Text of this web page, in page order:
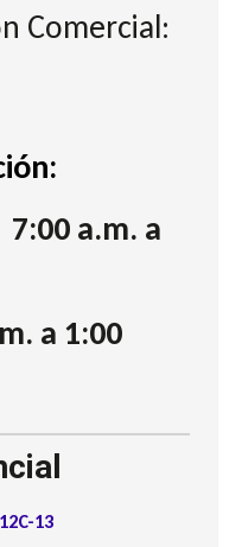
Comercial:
7:00 a.m. a
a 1:00
13